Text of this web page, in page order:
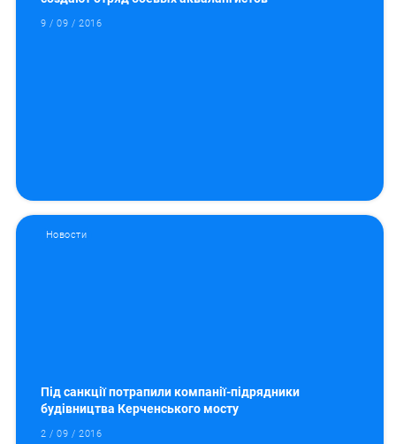
9 / 09 / 2016
Новости
Під санкції потрапили компанії-підрядники
будівництва Керченського мосту
2 / 09 / 2016